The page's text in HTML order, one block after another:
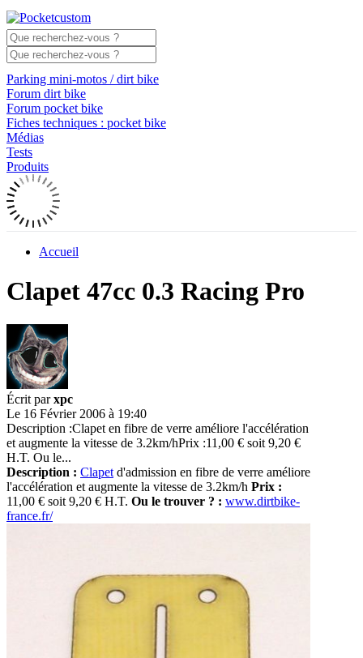
Parking mini-motos / dirt bike
Forum dirt bike
Forum pocket bike
Fiches techniques : pocket bike
Médias
Tests
Produits
Accueil
Clapet 47cc 0.3 Racing Pro
Écrit parxpc
Le 16 Février 2006 à 19:40
Description :Clapet en fibre de verre améliore l'accélération
et augmente la vitesse de 3.2km/hPrix :11,00 € soit 9,20 €
H.T. Ou le...
Description : Clapet d'admission en fibre de verre améliore
l'accélération et augmente la vitesse de 3.2km/h Prix :
11,00 € soit 9,20 € H.T. Ou le trouver ? : www.dirtbike-
france.fr/